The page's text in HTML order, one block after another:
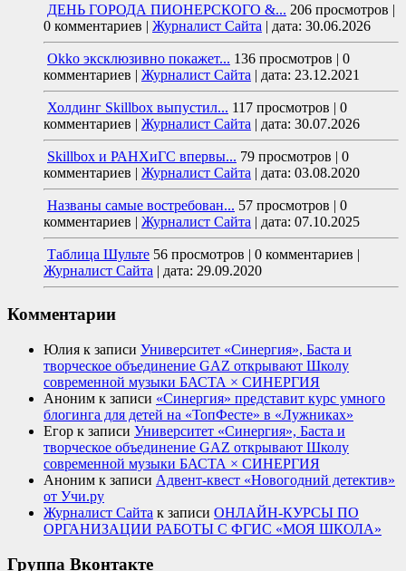
ДЕНЬ ГОРОДА ПИОНЕРСКОГО &... 206 просмотров |
0 комментариев | Журналист Сайта | дата: 30.06.2026
Okko эксклюзивно покажет... 136 просмотров | 0
комментариев | Журналист Сайта | дата: 23.12.2021
Холдинг Skillbox выпустил... 117 просмотров | 0
комментариев | Журналист Сайта | дата: 30.07.2026
Skillbox и РАНХиГС впервы... 79 просмотров | 0
комментариев | Журналист Сайта | дата: 03.08.2020
Названы самые востребован... 57 просмотров | 0
комментариев | Журналист Сайта | дата: 07.10.2025
Таблица Шульте 56 просмотров | 0 комментариев |
Журналист Сайта | дата: 29.09.2020
Комментарии
Юлия к записи Университет «Синергия», Баста и
творческое объединение GAZ открывают Школу
современной музыки БАСТА × СИНЕРГИЯ
Аноним к записи «Синергия» представит курс умного
блогинга для детей на «ТопФесте» в «Лужниках»
Егор к записи Университет «Синергия», Баста и
творческое объединение GAZ открывают Школу
современной музыки БАСТА × СИНЕРГИЯ
Аноним к записи Адвент-квест «Новогодний детектив»
от Учи.ру
Журналист Сайта к записи ОНЛАЙН-КУРСЫ ПО
ОРГАНИЗАЦИИ РАБОТЫ С ФГИС «МОЯ ШКОЛА»
Группа Вконтакте